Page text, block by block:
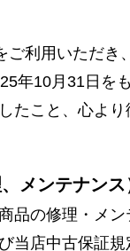
利用いただき
年10月31日を
たこと、心より
メンテナン
品の修理・メン
当店中古保証